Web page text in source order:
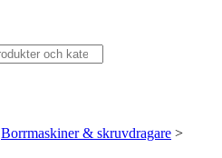
Borrmaskiner & skruvdragare >